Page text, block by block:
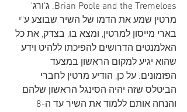
Brian Poole and the Tremeloes. ג'ורג'
מרטין שמע את הדמו של השיר שבוצע ע"י
בארי מייסון למרטין, ומצא בו, בצדק, את כל
האלמנטים הדרושים להפיכתו ללהיט וידע
שהוא יגיע למקום הראשון במצעד
הפזמונים. על כן, הודיע מרטין לחברי
הביטלס שזה יהיה הסינגל הראשון שלהם